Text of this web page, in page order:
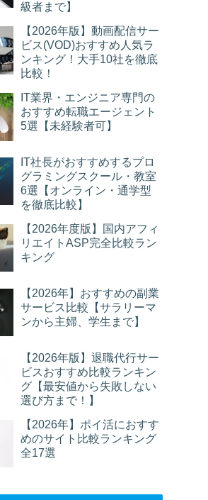
級者まで】
【2026年版】動画配信サー
ビス(VOD)おすすめ人気ラ
ンキング！大手10社を徹底
比較！
IT業界・エンジニア専門の
おすすめ転職エージェント
5選【未経験者可】
IT社長がおすすめするプロ
グラミングスクール・教室
6選【オンライン・通学型
を徹底比較】
【2026年度版】国内アフィ
リエイトASP完全比較ラン
キング
【2026年】おすすめの副業
サービス比較【サラリーマ
ンから主婦、学生まで】
【2026年版】退職代行サー
ビスおすすめ比較ランキン
グ【最安値から失敗しない
選び方まで！】
【2026年】ポイ活におすす
めのサイト比較ランキング
全17選